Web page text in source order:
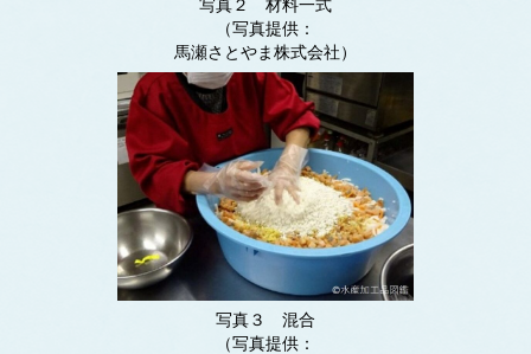
写真２ 材料一式
（写真提供：
馬瀬さとやま株式会社）
写真３ 混合
（写真提供：